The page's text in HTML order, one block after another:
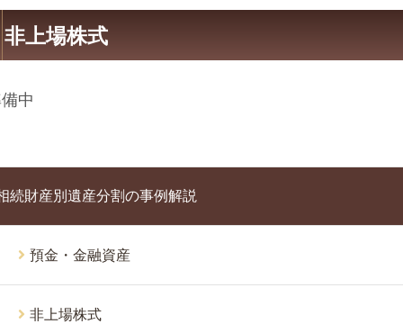
非上場株式
中
続財産別遺産分割の事例解説
預金・金融資産
非上場株式